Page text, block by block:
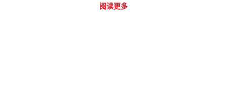
阅读更多